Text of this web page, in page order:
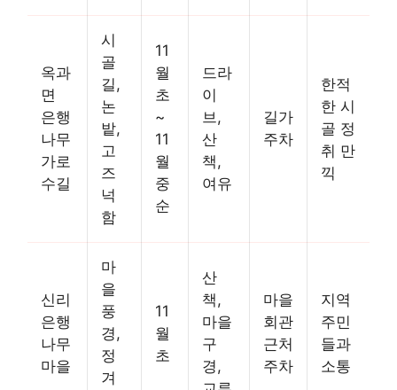
옥과
면
은행
나무
가로
수길
시
골
길,
논
밭,
고
즈
넉
함
11
월
초
~
11
월
중
순
드라
이
브,
산
책,
여유
길가
주차
한적
한 시
골 정
취 만
끽
신리
은행
나무
마을
마
을
풍
경,
정
겨
11
월
초
산
책,
마을
구
경,
마을
회관
근처
주차
지역
주민
들과
소통